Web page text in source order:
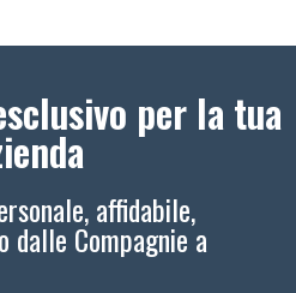
per la tua
affidabile,
dalle Compagnie a